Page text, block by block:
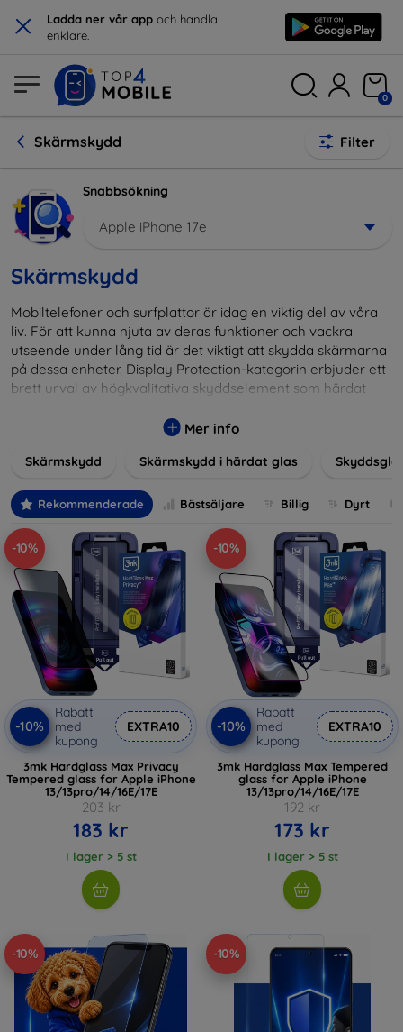
× Ladda ner vår app och handla
enklare.
0
Skärmskydd Filter
Snabbsökning
Apple iPhone 17e
Skärmskydd
Mobiltelefoner och surfplattor är idag en viktig del av våra
liv. För att kunna njuta av deras funktioner och vackra
utseende under lång tid är det viktigt att skydda skärmarna
på dessa enheter. Display Protection-kategorin erbjuder ett
brett urval av högkvalitativa skyddselement som härdat
säkerhet och förlänger skärmarnas livslängd. Härdat glas
mindre skador samtidigt som de minimerar fingeravtryck.
vardagens fallgropar. Vårt sortiment omfattar produkter
som är kompatibla med en mängd olika märken och
modeller, vilket säkerställer att varje kund hittar det
perfekta skyddet för sin enhet.
Mer info
Skärmskydd Skärmskydd i härdat glas
Rekommenderade Bästsäljare Billig Dyrt
-10%
-10%
Rabatt
med
kupong
EXTRA10
3mk Hardglass Max Privacy
Tempered glass for Apple iPhone
13/13pro/14/16E/17E
203 kr
183 kr
I lager > 5 st
-10%
-10%
Rabatt
med
kupong
EXTRA10
3mk Hardglass Max Tempered
glass for Apple iPhone
13/13pro/14/16E/17E
192 kr
173 kr
I lager > 5 st
-10% -10%